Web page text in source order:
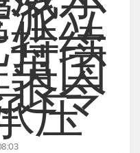
立
续
国
令
压